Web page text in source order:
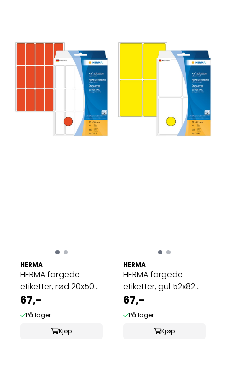
HERMA
HERMA fargede
etiketter, rød 20x50
mm (480 stk)
67,-
På lager
Kjøp
HERMA
HERMA fargede
etiketter, gul 52x82
mm (128 stk)
67,-
På lager
Kjøp